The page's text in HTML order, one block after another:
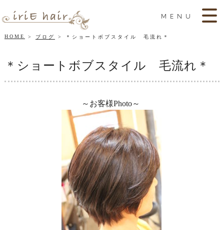
MENU
HOME ブログ ＊ショートボブスタイル 毛流れ＊
＊ショートボブスタイル 毛流れ＊
～お客様Photo～